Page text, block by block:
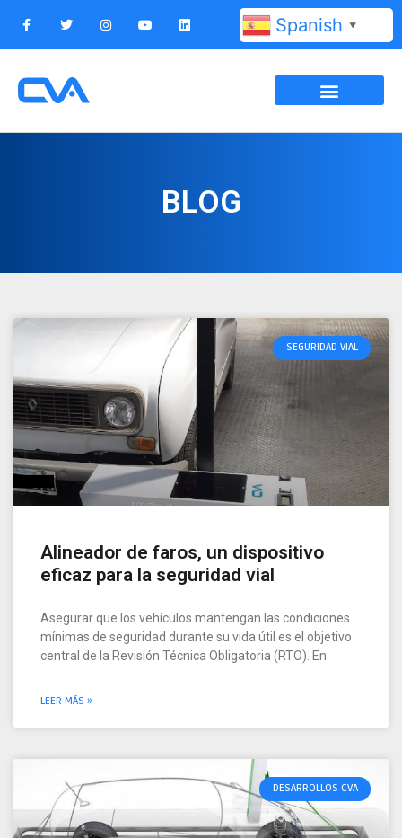
Spanish ▼
BLOG
SEGURIDAD VIAL
Alineador de faros, un dispositivo
eficaz para la seguridad vial
Asegurar que los vehículos mantengan las condiciones
mínimas de seguridad durante su vida útil es el objetivo
central de la Revisión Técnica Obligatoria (RTO). En
LEER MÁS »
DESARROLLOS CVA